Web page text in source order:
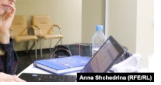
КРЫМА